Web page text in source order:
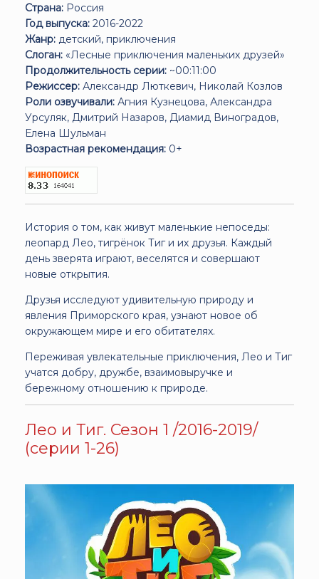
Страна: Россия
Год выпуска: 2016-2022
Жанр: детский, приключения
Слоган: «Лесные приключения маленьких друзей»
Продолжительность серии: ~00:11:00
Режиссер: Александр Люткевич, Николай Козлов
Роли озвучивали: Агния Кузнецова, Александра
Урсуляк, Дмитрий Назаров, Диамид Виноградов,
Елена Шульман
Возрастная рекомендация: 0+
История о том, как живут маленькие непоседы:
леопард Лео, тигрёнок Тиг и их друзья. Каждый
день зверята играют, веселятся и совершают
новые открытия.
Друзья исследуют удивительную природу и
явления Приморского края, узнают новое об
окружающем мире и его обитателях.
Переживая увлекательные приключения, Лео и Тиг
учатся добру, дружбе, взаимовыручке и
бережному отношению к природе.
Лео и Тиг. Сезон 1 /2016-2019/
(серии 1-26)